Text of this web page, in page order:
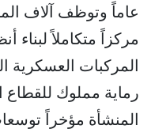
عاماً وتوظف آلاف
مركزاً متكاملاً لبناء
المركبات العسكرية
رماية مملوك
المنشأة مؤخراً